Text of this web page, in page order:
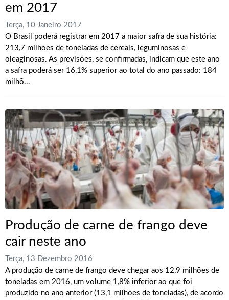
em 2017
Terça, 10 Janeiro 2017
O Brasil poderá registrar em 2017 a maior safra de sua história:
213,7 milhões de toneladas de cereais, leguminosas e
oleaginosas. As previsões, se confirmadas, indicam que este ano
a safra poderá ser 16,1% superior ao total do ano passado: 184
milhõ...
Produção de carne de frango deve
cair neste ano
Terça, 13 Dezembro 2016
A produção de carne de frango deve chegar aos 12,9 milhões de
toneladas em 2016, um volume 1,8% inferior ao que foi
produzido no ano anterior (13,1 milhões de toneladas), de acordo